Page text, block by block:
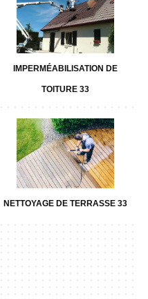
IMPERMÉABILISATION DE
TOITURE 33
NETTOYAGE DE TERRASSE 33